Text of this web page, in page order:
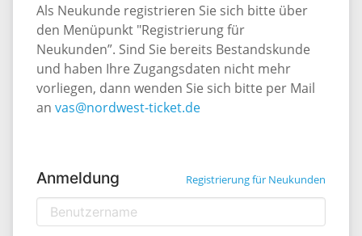
Als Neukunde registrieren Sie sich bitte über
den Menüpunkt "Registrierung für
Neukunden”. Sind Sie bereits Bestandskunde
und haben Ihre Zugangsdaten nicht mehr
vorliegen, dann wenden Sie sich bitte per Mail
an vas@nordwest-ticket.de
Anmeldung Registrierung für Neukunden